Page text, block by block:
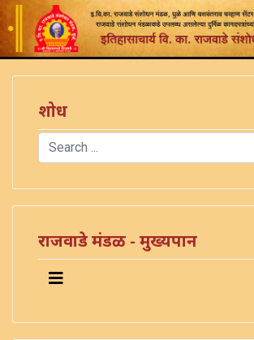
शोध
Search
राजवाडे मंडळ - मुख्यपान